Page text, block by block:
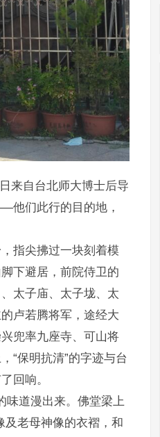
来自台北师大博士后导
他们此行的目的地，
指尖拂过一块刻着模
下避居，前院侍卫的
太子庙、太子垅、太
卢若腾将军，途经大
兜率九座寺、可山将
“保明抗清”的字迹与台
回响。
道漫出来。佛堂梁上
及老母神像的衣褶，和